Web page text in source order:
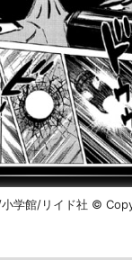
学館/リイド社 ©